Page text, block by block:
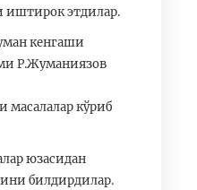
иштирок этдилар.
кенгаши
Р.Жуманиязов
масалалар кўриб
юзасидан
билдирдилар.